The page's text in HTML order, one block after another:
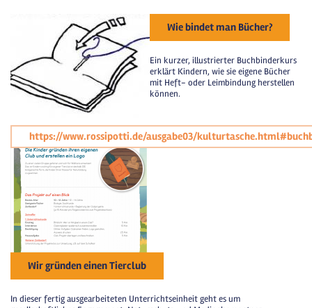
Wie bindet man Bücher?
Ein kurzer, illustrierter Buchbinderkurs
erklärt Kindern, wie sie eigene Bücher
mit Heft- oder Leimbindung herstellen
können.
https://www.rossipotti.de/ausgabe03/
Wir gründen einen Tierclub
In dieser fertig ausgearbeiteten Unterrichtseinheit geht es um